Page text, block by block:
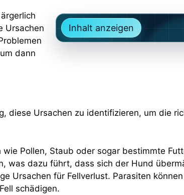
Inhalt anzeigen
Ursachen
dann
diese Ursachen zu identifizieren, um die
Pollen, Staub oder sogar bestimmte
was dazu führt, dass sich der Hund
Ursachen für Fellverlust. Parasiten
schädigen.